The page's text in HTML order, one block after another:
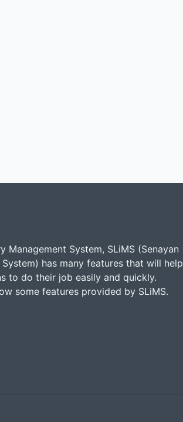
Management System, SLiMS (Senayan
has many features that will help
to do their job easily and quickly.
some features provided by SLiMS.